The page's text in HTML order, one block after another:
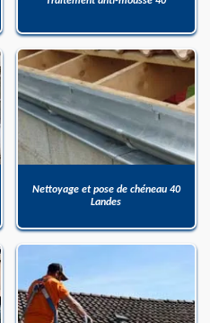
Nettoyage et pose de chéneau 40
Landes